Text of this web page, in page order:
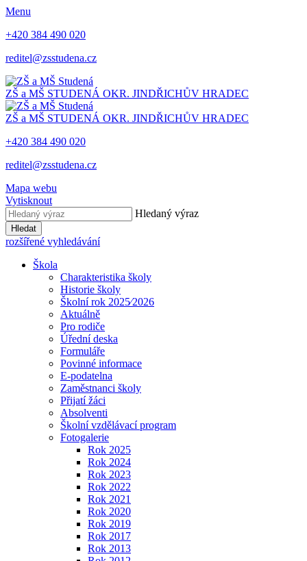
Menu
+420 384 490 020
reditel@zsstudena.cz
ZŠ a MŠ STUDENÁ OKR. JINDŘICHŮV HRADEC
ZŠ a MŠ STUDENÁ OKR. JINDŘICHŮV HRADEC
+420 384 490 020
reditel@zsstudena.cz
Mapa webu
Vytisknout
Hledaný výraz
Hledat
rozšířené vyhledávání
Škola
Charakteristika školy
Historie školy
Školní rok 2025⁄2026
Aktuálně
Pro rodiče
Úřední deska
Formuláře
Povinné informace
E-podatelna
Zaměstnanci školy
Přijatí žáci
Absolventi
Školní vzdělávací program
Fotogalerie
Rok 2025
Rok 2024
Rok 2023
Rok 2022
Rok 2021
Rok 2020
Rok 2019
Rok 2017
Rok 2013